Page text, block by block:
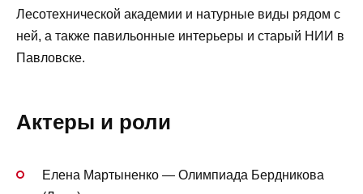
Лесотехнической академии и натурные виды рядом с
ней, а также павильонные интерьеры и старый НИИ в
Павловске.
Актеры и роли
Елена Мартыненко — Олимпиада Бердникова